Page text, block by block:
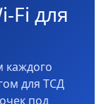
Fi для
каждого
для ТСД
под